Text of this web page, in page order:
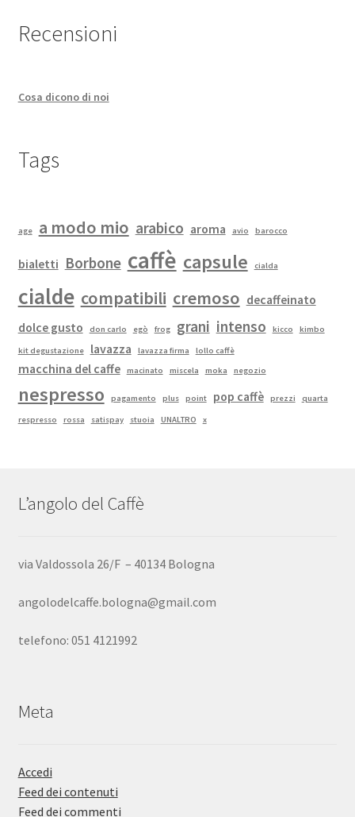
Recensioni
Cosa dicono di noi
Tags
age a modo mio arabico aroma avio barocco
bialetti Borbone caffè capsule cialda
cialde compatibili cremoso decaffeinato
dolce gusto
don carlo egò frog grani intenso kicco kimbo
kit degustazione lavazza lavazza firma lollo caffè
macchina del caffe macinato miscela moka negozio
nespresso pagamento plus point pop caffè prezzi quarta
respresso rossa satispay stuoia UNALTRO x
L’angolo del Caffè
via Valdossola 26/F – 40134 Bologna
angolodelcaffe.bologna@gmail.com
telefono: 051 4121992
Meta
Accedi
Feed dei contenuti
Feed dei commenti